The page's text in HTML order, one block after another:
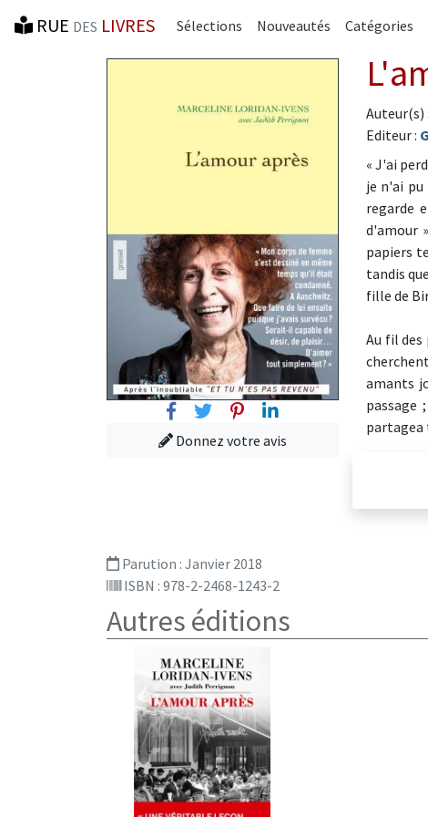
RUE DES LIVRES Sélections Nouveautés Catégories
FacebookTwitterPinterest
Linkedin
Donnez votre avis
Auteur(s)
Editeur :
« J'ai
je n'ai pu
regarde
d'amour
papiers
tandis
fille de
Au fil des
amants
passage
partagea
Parution : Janvier 2018
ISBN : 978-2-2468-1243-2
Autres éditions